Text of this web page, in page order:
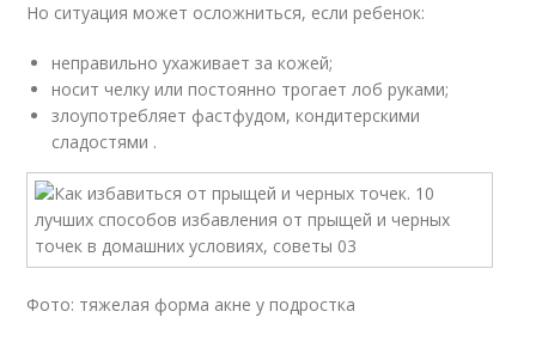
Но ситуация может осложниться, если ребенок:
неправильно ухаживает за кожей;
носит челку или постоянно трогает лоб руками;
злоупотребляет фастфудом, кондитерскими
сладостями .
Фото: тяжелая форма акне у подростка